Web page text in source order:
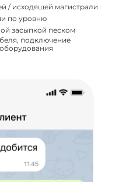
/ исходящей магистрали
по уровню
засыпкой песком
подключение